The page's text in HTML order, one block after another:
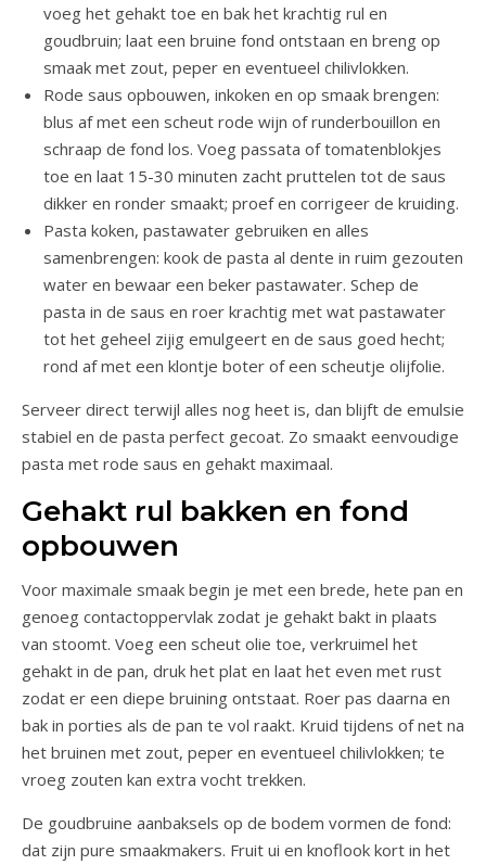
voeg het gehakt toe en bak het krachtig rul en
goudbruin; laat een bruine fond ontstaan en breng op
smaak met zout, peper en eventueel chilivlokken.
Rode saus opbouwen, inkoken en op smaak brengen:
blus af met een scheut rode wijn of runderbouillon en
schraap de fond los. Voeg passata of tomatenblokjes
toe en laat 15-30 minuten zacht pruttelen tot de saus
dikker en ronder smaakt; proef en corrigeer de kruiding.
Pasta koken, pastawater gebruiken en alles
samenbrengen: kook de pasta al dente in ruim gezouten
water en bewaar een beker pastawater. Schep de
pasta in de saus en roer krachtig met wat pastawater
tot het geheel zijig emulgeert en de saus goed hecht;
rond af met een klontje boter of een scheutje olijfolie.
Serveer direct terwijl alles nog heet is, dan blijft de emulsie
stabiel en de pasta perfect gecoat. Zo smaakt eenvoudige
pasta met rode saus en gehakt maximaal.
Gehakt rul bakken en fond
opbouwen
Voor maximale smaak begin je met een brede, hete pan en
genoeg contactoppervlak zodat je gehakt bakt in plaats
van stoomt. Voeg een scheut olie toe, verkruimel het
gehakt in de pan, druk het plat en laat het even met rust
zodat er een diepe bruining ontstaat. Roer pas daarna en
bak in porties als de pan te vol raakt. Kruid tijdens of net na
het bruinen met zout, peper en eventueel chilivlokken; te
vroeg zouten kan extra vocht trekken.
De goudbruine aanbaksels op de bodem vormen de fond:
dat zijn pure smaakmakers. Fruit ui en knoflook kort in het